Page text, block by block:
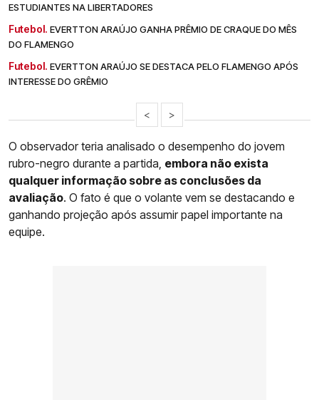
ESTUDIANTES NA LIBERTADORES
Futebol. EVERTTON ARAÚJO GANHA PRÊMIO DE CRAQUE DO MÊS
DO FLAMENGO
Futebol. EVERTTON ARAÚJO SE DESTACA PELO FLAMENGO APÓS
INTERESSE DO GRÊMIO
< >
O observador teria analisado o desempenho do jovem
rubro-negro durante a partida, embora não exista
qualquer informação sobre as conclusões da
avaliação. O fato é que o volante vem se destacando e
ganhando projeção após assumir papel importante na
equipe.